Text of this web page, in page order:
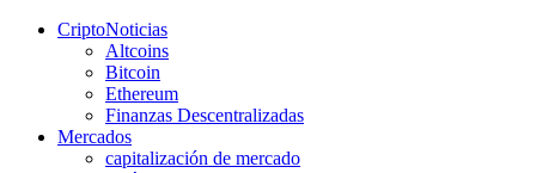
CriptoNoticias
Altcoins
Bitcoin
Ethereum
Finanzas Descentralizadas
Mercados
capitalización de mercado